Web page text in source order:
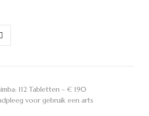
112 Tabletten – € 190
voor gebruik een arts